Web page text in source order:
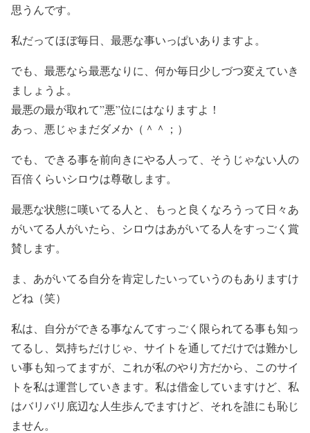
思うんです。
私だってほぼ毎日、 最悪な事いっぱいありますよ。
でも、最悪なら最悪なりに、何か毎日少しづつ変えていき
ましょうよ。
最悪の最が取れて”悪”位にはなりますよ！
あっ、悪じゃまだダメか（＾＾；）
でも、できる事を前向きにやる人って、そうじゃない人の
百倍くらいシロウは尊敬します。
最悪な状態に嘆いてる人と、もっと良くなろうって日々あ
がいてる人がいたら、シロウはあがいてる人をすっごく賞
賛します。
ま、あがいてる自分を肯定したいっていうのもありますけ
どね（笑）
私は、自分ができる事なんてすっごく限られてる事も知っ
てるし、気持ちだけじゃ、サイトを通してだけでは難かし
い事も知ってますが、これが私のやり方だから、このサイ
トを私は運営していきます。私は借金していますけど、私
はバリバリ底辺な人生歩んでますけど、それを誰にも恥じ
ません。